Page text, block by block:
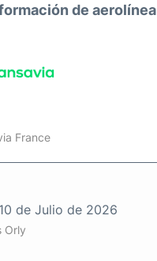
de aerolínea
France
10 de Julio de 2026
Orly